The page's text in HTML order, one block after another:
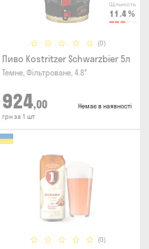
Щільність
11.4 %
(0)
Пиво Kostritzer Schwarzbier 5л
Темне, Фільтроване, 4.8°
924,00
грн за 1 шт
Немає в наявності
(0)